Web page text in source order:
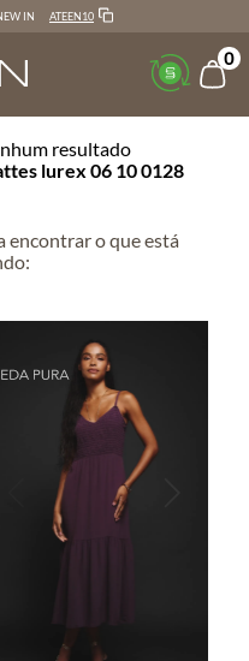
IN ATEEN10
0
resultado
lurex 06 10 0128
encontrar o que está